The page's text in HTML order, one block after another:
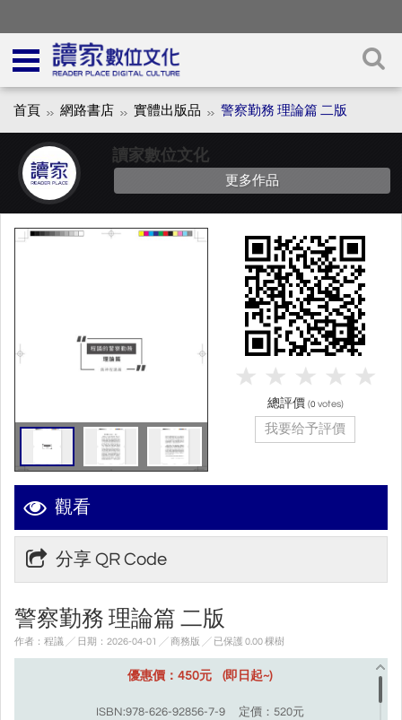
首頁 網路書店 實體出版品 警察勤務 理論篇 二版
讀家數位文化
更多作品
觀看
分享 QR Code
警察勤務 理論篇 二版
作者：程議 ╱ 日期：2026-04-01 ╱ 商務版 ╱ 已保護 0.00 棵樹
優惠價：450元 (即日起~)
ISBN:978-626-92856-7-9 定價：520元
總評價 (0 votes)
我要给予評價